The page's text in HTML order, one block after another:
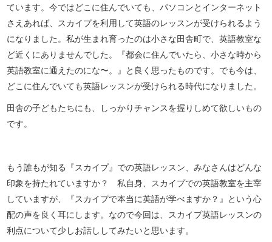
ています。今ではどこに住んでいても、パソコンとインターネット
さえあれば、スカイプを利用して英語のレッスンが受けられるよう
になりました。私が生まれ育ったのは小さな田舎町で、英語教室な
ど近くにありませんでした。『都会に住んでいたら、小さな時から
英語教室に通えたのにな〜。』と良く思ったものです。でも今は、
どこに住んでいても英語レッスンが受けられる時代になりました。
田舎の子どもたちにも、しっかりチャンスを握りしめて欲しいもの
です。
もう誰もが知る『スカイプ』での英語レッスン、みなさんはどんな
印象を持たれていますか？ 私自身、スカイプでの英語教室を主宰
していますが、『スカイプで本当に英語が学べますか？』という心
配の声を良く耳にします。なので今回は、スカイプ英語レッスンの
利点について少しお話ししてみたいと思います。